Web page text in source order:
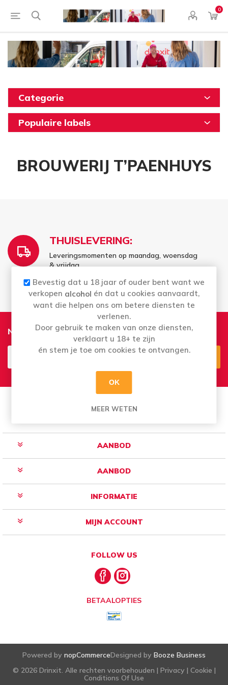
0
Categorie
Populaire labels
BROUWERIJ T’PAENHUYS
THUISLEVERING:
Leveringsmomenten op maandag, woensdag
& vrijdag
Nieuwsbrief
Opzeggen
AANBOD
AANBOD
INFORMATIE
MIJN ACCOUNT
FOLLOW US
BETAALOPTIES
Powered by nopCommerceDesigned by Booze Business
© 2026 Drinxit. Alle rechten voorbehouden | Privacy | Cookie |
Conditions Of Use
Bevestig dat u 18 jaar of ouder bent want we
verkopen alcohol én dat u cookies aanvaardt,
want die helpen ons om betere diensten te
verlenen.
Door gebruik te maken van onze diensten,
verklaart u 18+ te zijn
én stem je toe om cookies te ontvangen.
OK
MEER WETEN